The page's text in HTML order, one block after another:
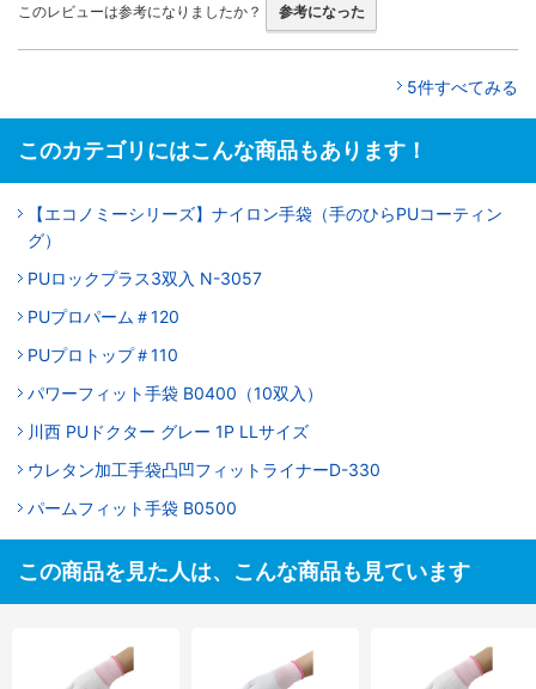
このレビューは参考になりましたか？ 参考になった
5件すべてみる
このカテゴリにはこんな商品もあります！
【エコノミーシリーズ】ナイロン手袋（手のひらPUコーティン
グ）
PUロックプラス3双入 N-3057
PUプロパーム＃120
PUプロトップ＃110
パワーフィット手袋 B0400（10双入）
川西 PUドクター グレー 1P LLサイズ
ウレタン加工手袋凸凹フィットライナーD-330
パームフィット手袋 B0500
この商品を見た人は、こんな商品も見ています